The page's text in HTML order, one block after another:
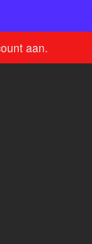
aan.